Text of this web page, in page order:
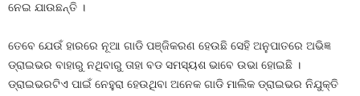
ନେଇ ଯାଉଛନ୍ତି ।
ତେବେ ଯେଉଁ ହାରରେ ନୂଆ ଗାଡି ପଞ୍ଜିକରଣ ହେଉଛି ସେହି ଅନୁପାତରେ ଅଭିଜ୍ଞ
ଡ୍ରାଇଭର ବାହାରୁ ନଥିବାରୁ ତାହା ବଡ ସମସ୍ୟଶ ଭାବେ ଉଭା ହୋଇଛି ।
ଡ୍ରାଇଭରଟିଏ ପାଇଁ ନେହୁରା ହେଉଥିବା ଅନେକ ଗାଡି ମାଲିକ ଡ୍ରାଇଭର ନିଯୁକ୍ତି